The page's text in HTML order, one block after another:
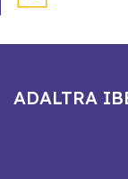
ADALTRA